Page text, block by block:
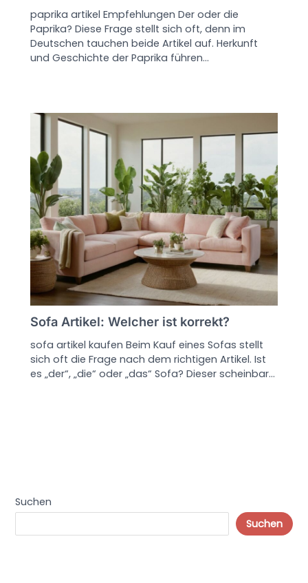
paprika artikel Empfehlungen Der oder die
Paprika? Diese Frage stellt sich oft, denn im
Deutschen tauchen beide Artikel auf. Herkunft
und Geschichte der Paprika führen…
Sofa Artikel: Welcher ist korrekt?
sofa artikel kaufen Beim Kauf eines Sofas stellt
sich oft die Frage nach dem richtigen Artikel. Ist
es „der“, „die“ oder „das“ Sofa? Dieser scheinbar…
Suchen
Suchen